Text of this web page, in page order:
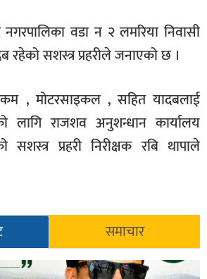
नगरपालिका वडा न २ लमरिया निवासी
रहेको सशस्त्र प्रहरीले जनाएको छ ।
, मोटरसाइकल , सहित यादबलाई
लागि राजशव अनुशन्धान कार्यालय
प्रहरी निरीक्षक रबि थापाले
समाचार